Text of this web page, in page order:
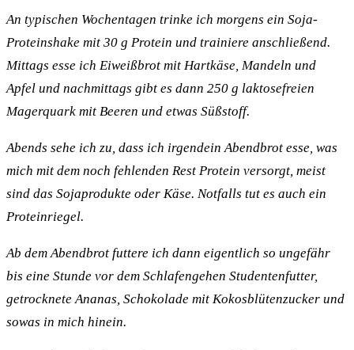
An typischen Wochentagen trinke ich morgens ein Soja-
Proteinshake mit 30 g Protein und trainiere anschließend.
Mittags esse ich Eiweißbrot mit Hartkäse, Mandeln und
Apfel und nachmittags gibt es dann 250 g laktosefreien
Magerquark mit Beeren und etwas Süßstoff.
Abends sehe ich zu, dass ich irgendein Abendbrot esse, was
mich mit dem noch fehlenden Rest Protein versorgt, meist
sind das Sojaprodukte oder Käse. Notfalls tut es auch ein
Proteinriegel.
Ab dem Abendbrot futtere ich dann eigentlich so ungefähr
bis eine Stunde vor dem Schlafengehen Studentenfutter,
getrocknete Ananas, Schokolade mit Kokosblütenzucker und
sowas in mich hinein.